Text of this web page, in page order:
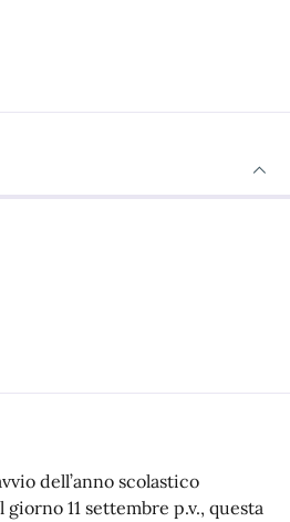
dell’anno scolastico
11 settembre p.v., questa